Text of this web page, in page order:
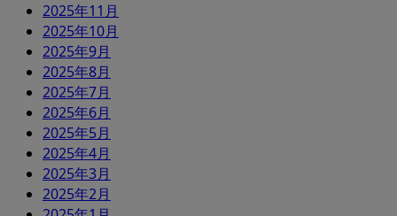
2025年11月
2025年10月
2025年9月
2025年8月
2025年7月
2025年6月
2025年5月
2025年4月
2025年3月
2025年2月